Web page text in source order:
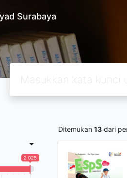
Surabaya
2 025
Ditemukan 13 dari